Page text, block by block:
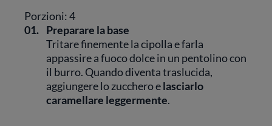
Porzioni: 4
01. Preparare la base
Tritare finemente la cipolla e farla
appassire a fuoco dolce in un pentolino con
il burro. Quando diventa traslucida,
aggiungere lo zucchero elasciarlo
caramellare leggermente.